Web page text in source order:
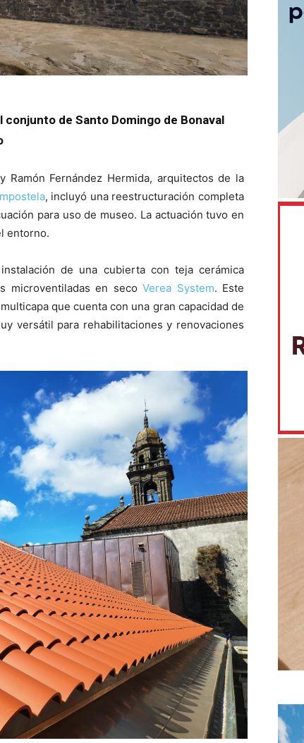
de Santo Domingo de Bonaval
Ramón Fernández Hermida, arquitectos de la
, incluyó una reestructuración completa
para uso de museo. La actuación tuvo en
entorno.
de una cubierta con teja cerámica
microventiladas en seco Verea System. Este
que cuenta con una gran capacidad de
versátil para rehabilitaciones y renovaciones